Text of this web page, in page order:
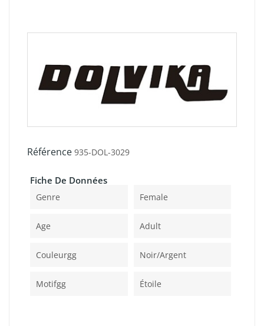
Référence 935-DOL-3029
Fiche De Données
Genre Female
Age Adult
Couleurgg Noir/argent
Motifgg Étoile